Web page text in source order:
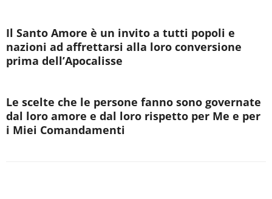
Il Santo Amore è un invito a tutti popoli e
nazioni ad affrettarsi alla loro conversione
prima dell’Apocalisse
Le scelte che le persone fanno sono governate
dal loro amore e dal loro rispetto per Me e per
i Miei Comandamenti